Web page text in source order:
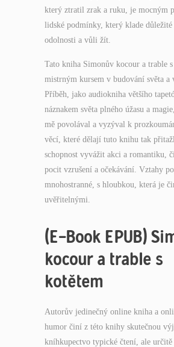
který ztratil zrak a ruku, je mocným
lidské podmínky, který klade
odolnosti a vůli žít.
Tato kniha Simonův kocour a trable
mistrným kursem v budování světa a
Příběh, jako audiokniha většího
náznakem světa plného úžasu a
mě povolával a vyzýval k
věcí, které dělají tuto knihu tak
schopnost vyvážit akci a romantiku,
pocit vzrušení a očekávání. Vztahy
mnohostranné, s hloubkou, která je
uvěřitelnými.
(E-Book EPUB)
kocour a trable s
kotětem
Autorův jedinečný online kniha a
humor činí z této knihy skutečnou
kníhkupectvo typické čtení, ale určitě